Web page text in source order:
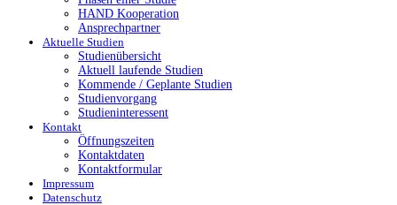
HAND Kooperation
Ansprechpartner
Aktuelle Studien
Studienübersicht
Aktuell laufende Studien
Kommende / Geplante Studien
Studienvorgang
Studieninteressent
Kontakt
Öffnungszeiten
Kontaktdaten
Kontaktformular
Impressum
Datenschutz